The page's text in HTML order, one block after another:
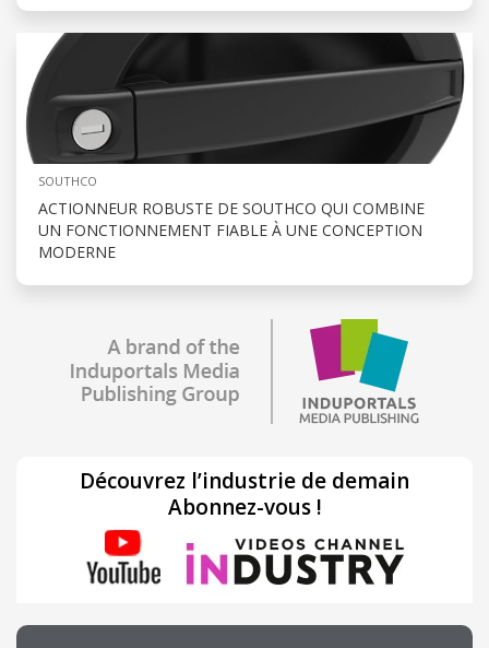
SOUTHCO
ACTIONNEUR ROBUSTE DE SOUTHCO QUI COMBINE
UN FONCTIONNEMENT FIABLE À UNE CONCEPTION
MODERNE
Découvrez l’industrie de demain
Abonnez-vous !